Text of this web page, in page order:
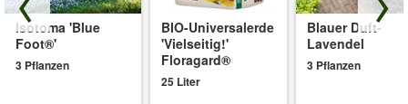
Isotoma 'Blue
Foot®'
3 Pflanzen
BIO-Universalerde
'Vielseitig!'
Floragard®
25 Liter
Blauer Duft-
Lavendel
3 Pflanzen